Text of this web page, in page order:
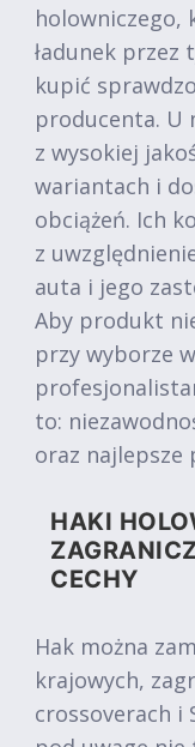
holowniczego,
ładunek
kupić
producenta. U
z wysokiej
wariantach i
obciążeń. Ich
z
auta i jego
Aby produkt
przy wyborze
to:
oraz najlepsze
HAKI
CECHY
Hak można
krajowych,
crossoverach i